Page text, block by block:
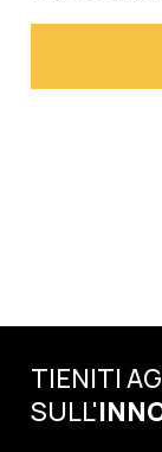
TIENITI
SULL'